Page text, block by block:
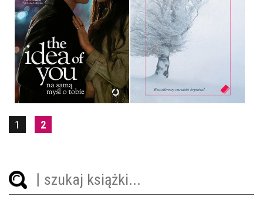
THE IDEA OF YOU. NA
SAMĄ MYŚL O TOBIE
ROBINNE LEE
OPRAWA MIĘKKA
49,99 ZŁ
BURZA Z KRAŃCÓW ZIEMI
ÅSA LARSSON
OPRAWA MIĘKKA
34,00 ZŁ
1 2